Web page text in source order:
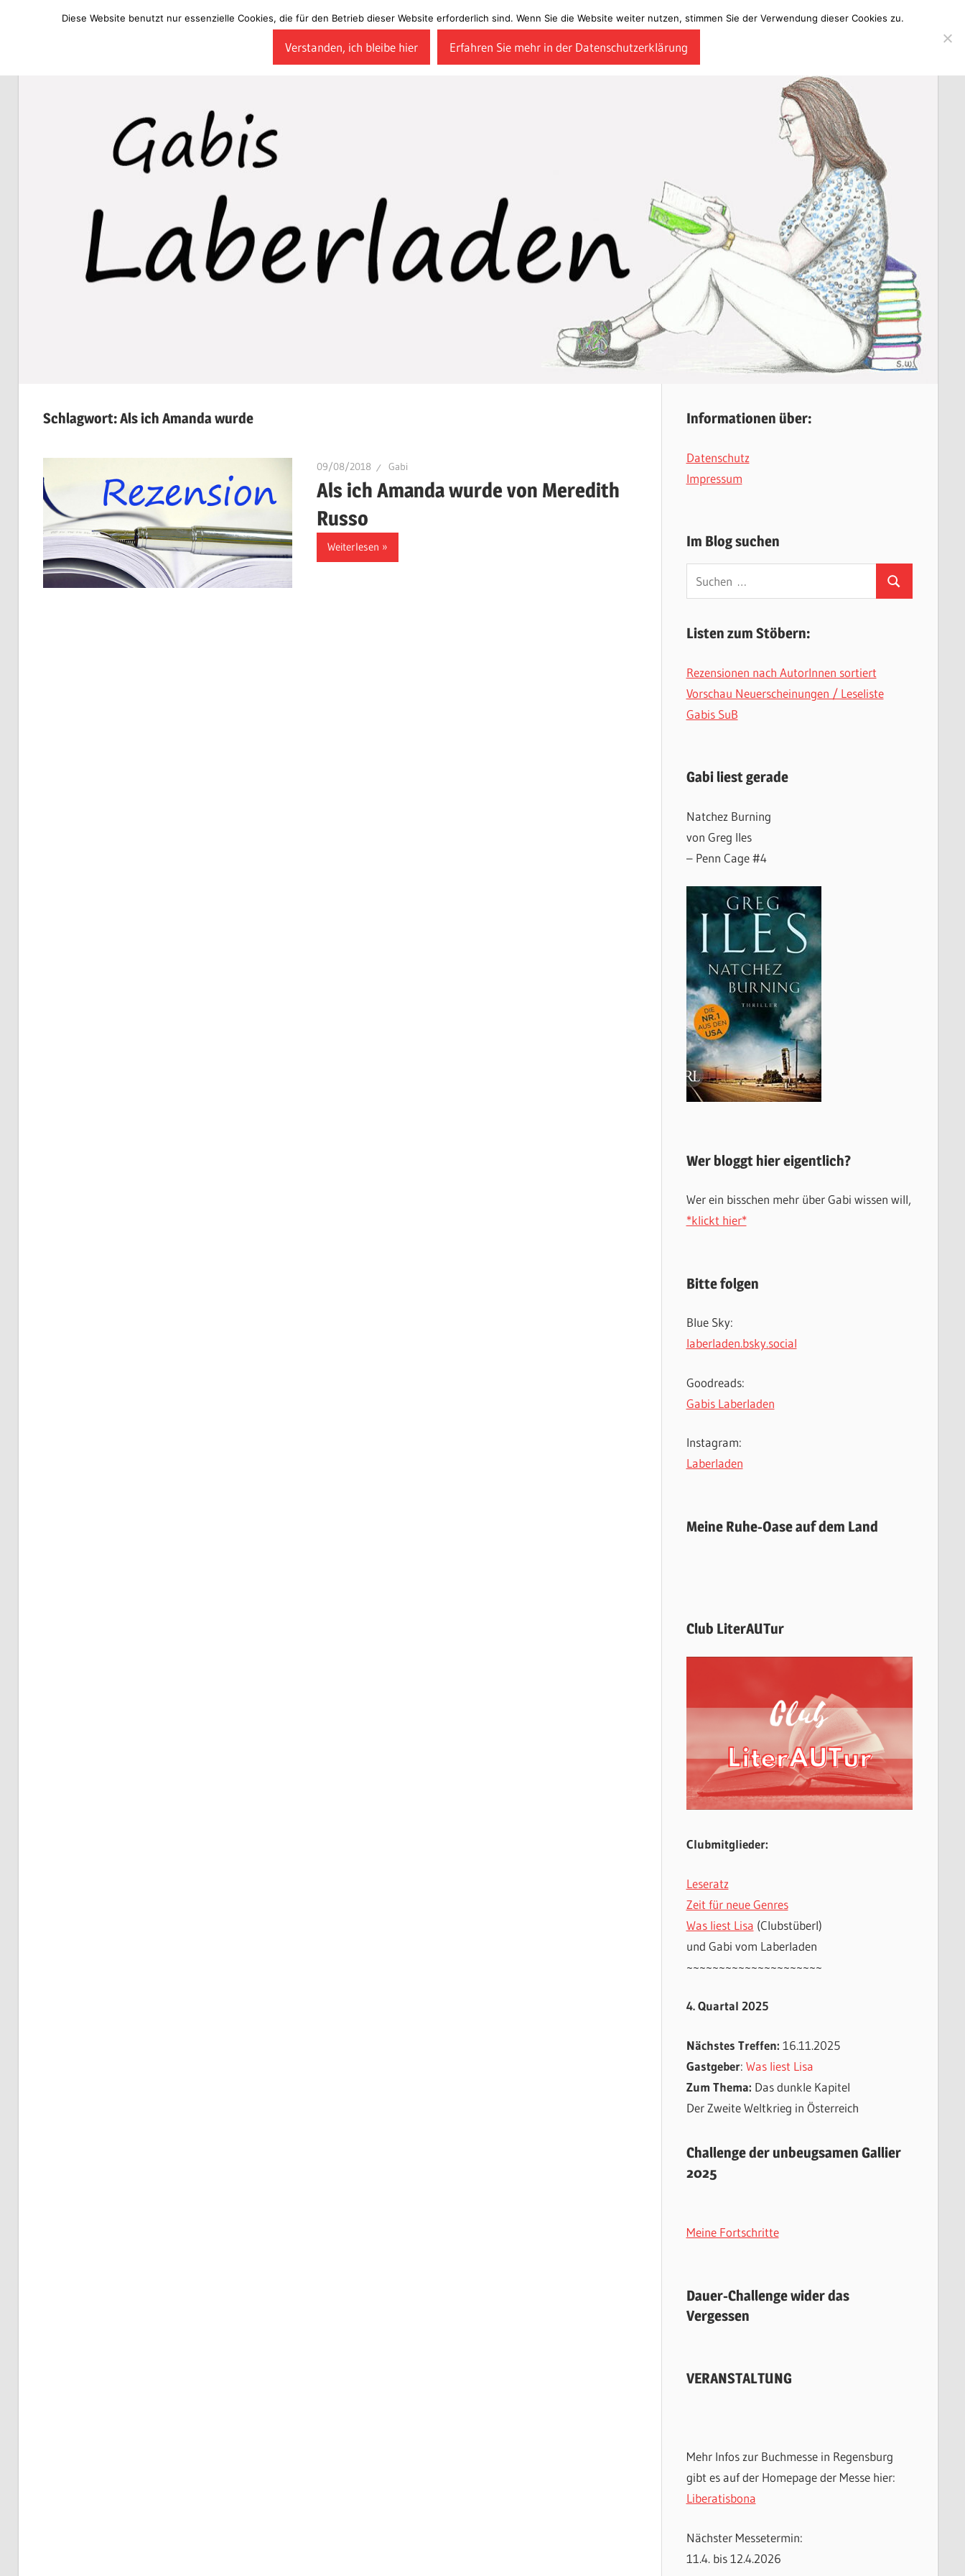
Schlagwort:Als ich Amanda wurde
09/08/2018 Gabi
Als ich Amanda wurde von Meredith
Russo
Weiterlesen
Informationen über:
Datenschutz
Impressum
Im Blog suchen
Suchen
nach:
Suchen
Listen zum Stöbern:
Rezensionen nach AutorInnen sortiert
Vorschau Neuerscheinungen / Leseliste
Gabis SuB
Gabi liest gerade
Natchez Burning
von Greg Iles
– Penn Cage #4
Wer bloggt hier eigentlich?
Wer ein bisschen mehr über Gabi wissen will,
*klickt hier*
Bitte folgen
Blue Sky:
laberladen.bsky.social
Goodreads:
Gabis Laberladen
Instagram:
Laberladen
Meine Ruhe-Oase auf dem Land
Club LiterAUTur
Clubmitglieder:
Leseratz
Zeit für neue Genres
Was liest Lisa (Clubstüberl)
und Gabi vom Laberladen
~~~~~~~~~~~~~~~~~~~~~
4. Quartal 2025
Nächstes Treffen: 16.11.2025
Gastgeber: Was liest Lisa
Zum Thema: Das dunkle Kapitel
Der Zweite Weltkrieg in Österreich
Challenge der unbeugsamen Gallier
2025
Meine Fortschritte
Dauer-Challenge wider das
Vergessen
VERANSTALTUNG
Mehr Infos zur Buchmesse in Regensburg
gibt es auf der Homepage der Messe hier:
Liberatisbona
Nächster Messetermin:
11.4. bis 12.4.2026
Diese Website benutzt nur essenzielle Cookies, die für den Betrieb dieser Website erforderlich sind. Wenn Sie die Website weiter nutzen, stimmen Sie der Verwendung dieser Cookies zu.
Verstanden, ich bleibe hier Erfahren Sie mehr in der Datenschutzerklärung